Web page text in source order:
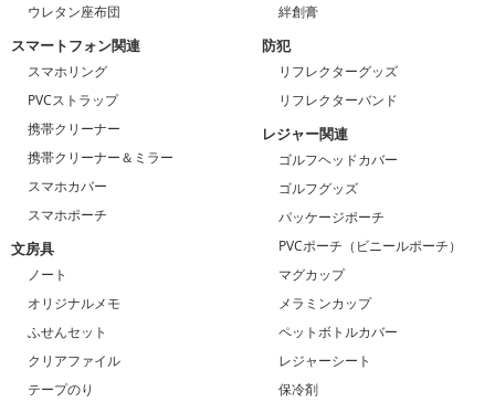
ウレタン座布団
スマートフォン関連
スマホリング
PVCストラップ
携帯クリーナー
携帯クリーナー＆ミラー
スマホカバー
スマホポーチ
文房具
ノート
オリジナルメモ
ふせんセット
クリアファイル
テープのり
絆創膏
防犯
リフレクターグッズ
リフレクターバンド
レジャー関連
ゴルフヘッドカバー
ゴルフグッズ
パッケージポーチ
PVCポーチ（ビニールポーチ）
マグカップ
メラミンカップ
ペットボトルカバー
レジャーシート
保冷剤